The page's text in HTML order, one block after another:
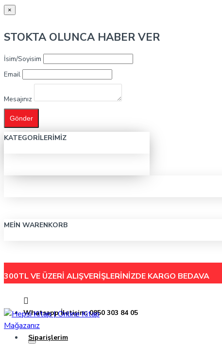
×
STOKTA OLUNCA HABER VER
İsim/Soyisim
Email
Mesajınız
Gönder
KATEGORILERIMIZ
MEIN WARENKORB
300TL VE ÜZERİ ALIŞVERİŞLERİNİZDE KARGO BEDAVA
Whatsapp İletişim: 0850 303 84 05
Siparişlerim